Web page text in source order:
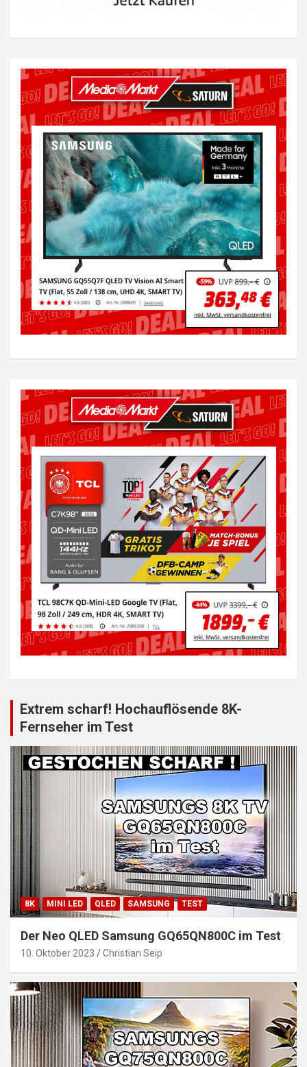
Extrem scharf! Hochauflösende 8K-
Fernseher im Test
8K MINI LED QLED SAMSUNG TEST
Der Neo QLED Samsung GQ65QN800C im Test
10. Oktober 2023 Christian Seip